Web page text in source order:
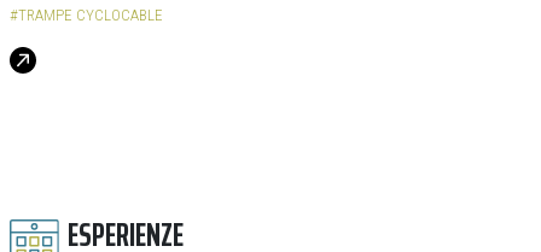
#TRAMPE CYCLOCABLE
ESPERIENZE